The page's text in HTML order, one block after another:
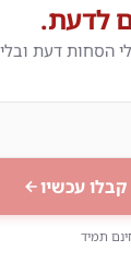
לדעת.
הסחות דעת
קבלו עכשיו
תמיד